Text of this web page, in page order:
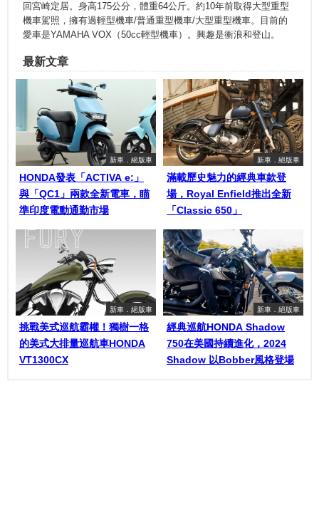
回宮崎定居。身高175公分，體重64公斤。約10年前取得大型重型
機車駕照，擁有過輕型機車/普通重型機車/大型重型機車。目前的
愛車是YAMAHA VOX（50cc輕型機車）。興趣是衝浪和登山。
最新文章
新車．絕版車
HONDA發表「ACTIVA e:」
與「QC1」兩款全新電車，瞄
準印度電動通勤市場
新車．絕版車
滿載歷史魅力的經典車款登
場，Royal Enfield推出全新
「Classic 650」
新車．絕版車
挑戰美式巡航霸權！獨樹一格
的美式大排量巡航車HONDA
VT1300CX
新車．絕版車
經典巡航HONDA Shadow
750在美國持續進化，2024
Shadow 以Bobber風格登場